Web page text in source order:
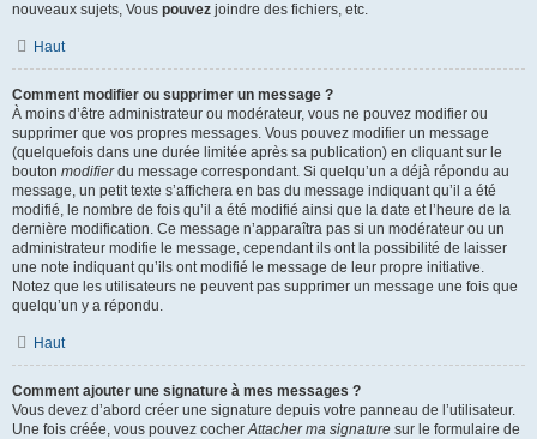
nouveaux sujets, Vous pouvez joindre des fichiers, etc.
Haut
Comment modifier ou supprimer un message ?
À moins d’être administrateur ou modérateur, vous ne pouvez modifier ou
supprimer que vos propres messages. Vous pouvez modifier un message
(quelquefois dans une durée limitée après sa publication) en cliquant sur le
bouton modifierdu message correspondant. Si quelqu’un a déjà répondu au
message, un petit texte s’affichera en bas du message indiquant qu’il a été
modifié, le nombre de fois qu’il a été modifié ainsi que la date et l’heure de la
dernière modification. Ce message n’apparaîtra pas si un modérateur ou un
administrateur modifie le message, cependant ils ont la possibilité de laisser
une note indiquant qu’ils ont modifié le message de leur propre initiative.
Notez que les utilisateurs ne peuvent pas supprimer un message une fois que
quelqu’un y a répondu.
Haut
Comment ajouter une signature à mes messages ?
Vous devez d’abord créer une signature depuis votre panneau de l’utilisateur.
Une fois créée, vous pouvez cocherAttacher ma signature sur le formulaire de